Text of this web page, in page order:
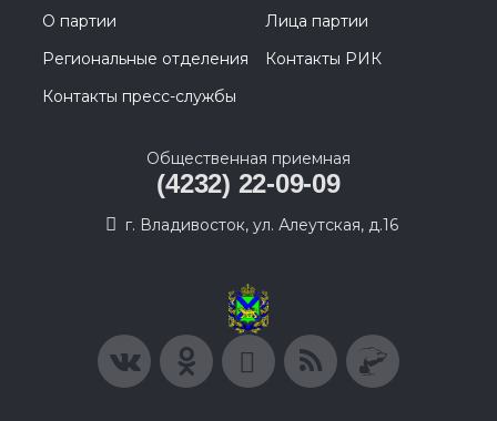
О партии
Лица партии
Региональные отделения
Контакты РИК
Контакты пресс-службы
Общественная приемная
(4232) 22-09-09
г. Владивосток, ул. Алеутская, д.16